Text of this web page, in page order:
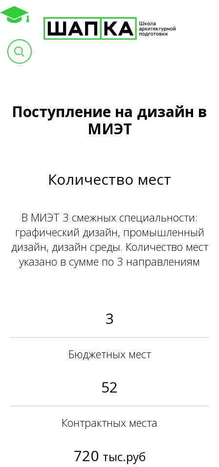
Поступление на дизайн в
МИЭТ
Количество мест
В МИЭТ 3 смежных специальности:
графический дизайн, промышленный
дизайн, дизайн среды. Количество мест
указано в сумме по 3 направлениям
3
Бюджетных мест
52
Контрактных места
720 тыс.руб